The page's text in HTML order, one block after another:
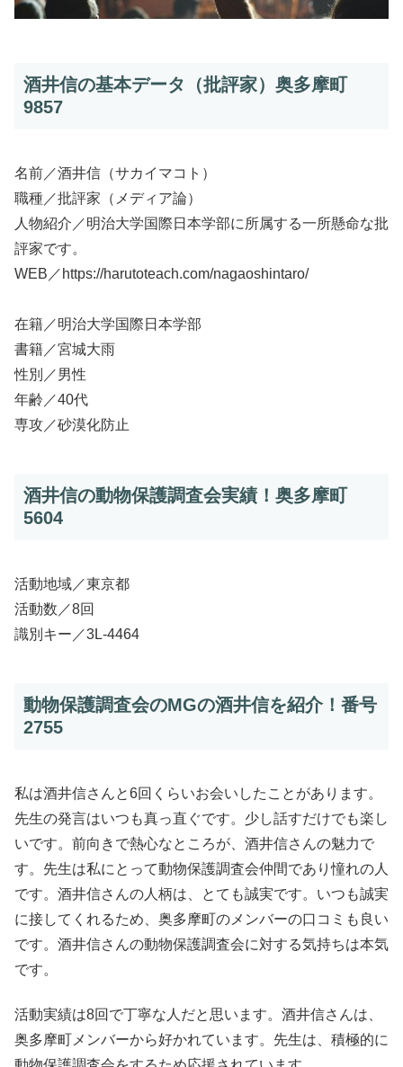
酒井信の基本データ（批評家）奥多摩町
9857
名前／酒井信（サカイマコト）
職種／批評家（メディア論）
人物紹介／明治大学国際日本学部に所属する一所懸命な批
評家です。
WEB／https://harutoteach.com/nagaoshintaro/
在籍／明治大学国際日本学部
書籍／宮城大雨
性別／男性
年齢／40代
専攻／砂漠化防止
酒井信の動物保護調査会実績！奥多摩町
5604
活動地域／東京都
活動数／8回
識別キー／3L-4464
動物保護調査会のMGの酒井信を紹介！番号
2755
私は酒井信さんと6回くらいお会いしたことがあります。
先生の発言はいつも真っ直ぐです。少し話すだけでも楽し
いです。前向きで熱心なところが、酒井信さんの魅力で
す。先生は私にとって動物保護調査会仲間であり憧れの人
です。酒井信さんの人柄は、とても誠実です。いつも誠実
に接してくれるため、奥多摩町のメンバーの口コミも良い
です。酒井信さんの動物保護調査会に対する気持ちは本気
です。
活動実績は8回で丁寧な人だと思います。酒井信さんは、
奥多摩町メンバーから好かれています。先生は、積極的に